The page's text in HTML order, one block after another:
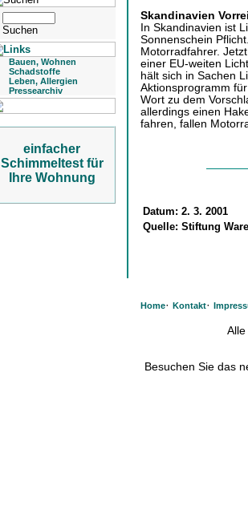
Bauen, Wohnen
Schadstoffe
Leben, Allergien
Pressearchiv
einfacher
Schimmeltest für
Ihre Wohnung
Skandinavien
In Skandinavien ist
Sonnenschein
Motorradfahrer.
einer EU-weiten
hält sich in Sachen
Aktionsprogramm
Wort zu dem
allerdings einen
fahren, fallen
Datum: 2. 3. 2001
Quelle: Stiftung
Home· Kontakt·
Besuchen Sie das